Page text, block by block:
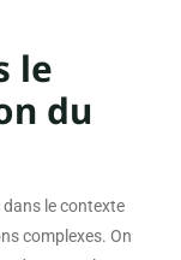
le
du
dans le contexte
complexes. On